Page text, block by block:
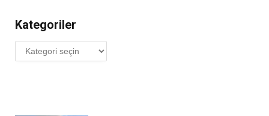
Kategoriler
Kategoriler